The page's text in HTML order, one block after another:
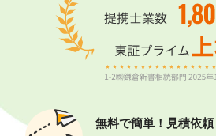
無料で簡単！ 見積依頼